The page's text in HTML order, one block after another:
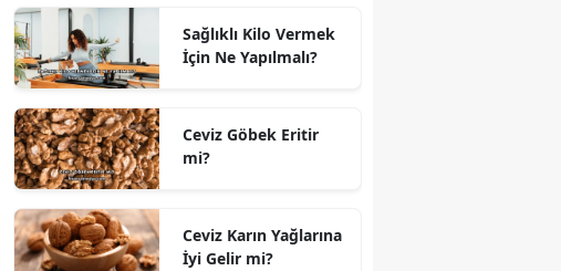
Sağlıklı Kilo Vermek
İçin Ne Yapılmalı?
Ceviz Göbek Eritir
mi?
Ceviz Karın Yağlarına
İyi Gelir mi?